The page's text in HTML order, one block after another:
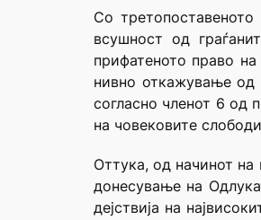
Со
всушност од
прифатеното право
нивно откажување од
согласно членот 6 од
на човековите
Оттука, од начинот на
донесување на
дејствија на